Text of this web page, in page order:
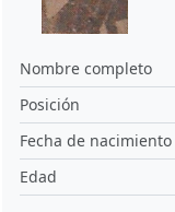
Nombre completo
Posición
Fecha de nacimiento
Edad